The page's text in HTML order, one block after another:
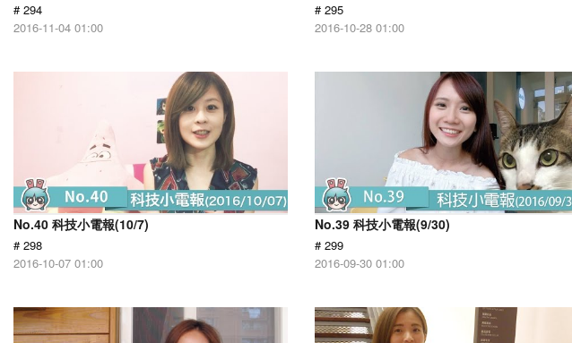
# 294
2016-11-04 01:00
# 295
2016-10-28 01:00
No.40 科技小電報(10/7)
# 298
2016-10-07 01:00
No.39 科技小電報(9/30)
# 299
2016-09-30 01:00